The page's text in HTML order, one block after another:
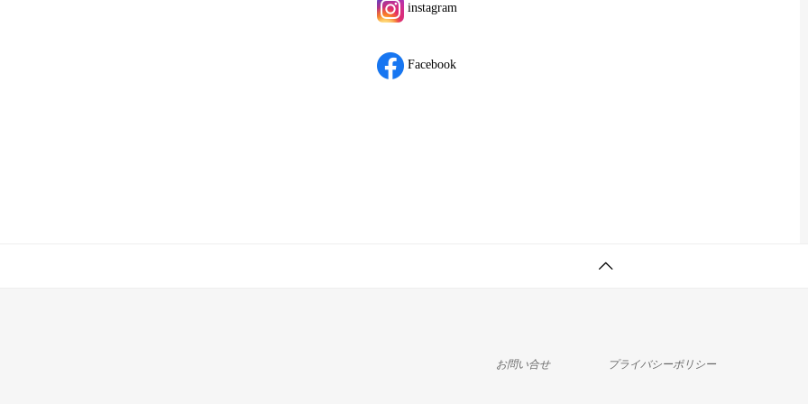
instagram
Facebook
お問い合せ プライバシーポリシー